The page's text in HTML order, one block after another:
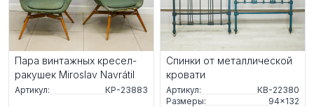
Пара винтажных кресел-
ракушек Miroslav Navrátil
Артикул: КР-23883
Спинки от металлической
кровати
Артикул:
КВ-22380
Размеры:
94×132